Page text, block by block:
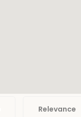
Relevance